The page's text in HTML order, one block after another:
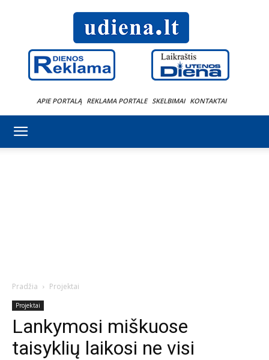
APIE PORTALĄ REKLAMA PORTALE SKELBIMAI KONTAKTAI
Pradžia Projektai
Projektai
Lankymosi miškuose
taisyklių laikosi ne visi